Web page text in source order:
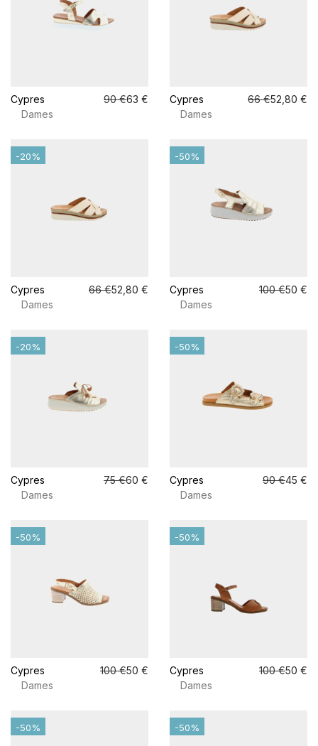
Cypres 90 €63 €
Dames
Cypres 66 €52,80 €
Dames
Cypres 66 €52,80 €
Dames
-20%
Cypres 100 €50 €
Dames
-50%
Cypres 75 €60 €
Dames
-20%
Cypres 90 €45 €
Dames
-50%
Cypres 100 €50 €
Dames
-50%
Cypres 100 €50 €
Dames
-50%
-50% -50%